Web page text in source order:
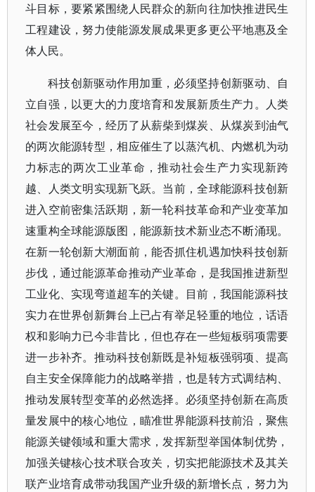
斗目标，要紧紧围绕人民群众的新向往加快推进民生
工程建设，努力使能源发展成果更多更公平地惠及全
体人民。
科技创新驱动作用加重，必须坚持创新驱动、自
立自强，以更大的力度培育和发展新质生产力。人类
社会发展至今，经历了从薪柴到煤炭、从煤炭到油气
的两次能源转型，相应催生了以蒸汽机、内燃机为动
力标志的两次工业革命，推动社会生产力实现新跨
越、人类文明实现新飞跃。当前，全球能源科技创新
进入空前密集活跃期，新一轮科技革命和产业变革加
速重构全球能源版图，能源新技术新业态不断涌现。
在新一轮创新大潮面前，能否抓住机遇加快科技创新
步伐，通过能源革命推动产业革命，是我国推进新型
工业化、实现弯道超车的关键。目前，我国能源科技
实力在世界创新舞台上已占有举足轻重的地位，话语
权和影响力已今非昔比，但也存在一些短板弱项需要
进一步补齐。推动科技创新既是补短板强弱项、提高
自主安全保障能力的战略举措，也是转方式调结构、
推动发展转型变革的必然选择。必须坚持创新在高质
量发展中的核心地位，瞄准世界能源科技前沿，聚焦
能源关键领域和重大需求，发挥新型举国体制优势，
加强关键核心技术联合攻关，切实把能源技术及其关
联产业培育成带动我国产业升级的新增长点，努力为